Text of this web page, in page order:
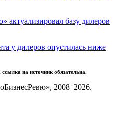
актуализировал базу дилеров
у дилеров опустилась ниже
на источник обязательна.
2008–2026.